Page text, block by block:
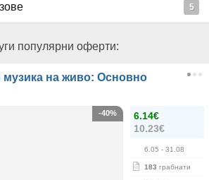
5
популярни оферти:
музика на живо: Основно
6.14€
10.23€
6.05 - 31.08
183 грабнати
-40%